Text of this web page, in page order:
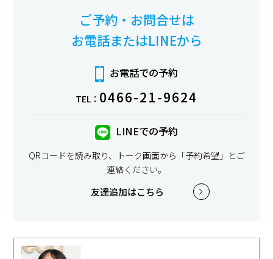
ご予約・お問合せは
お電話またはLINEから
お電話での予約
TEL： 0466-21-9624
LINEでの予約
QRコードを読み取り、トーク画面から「予約希望」とご
連絡ください。
友達追加はこちら